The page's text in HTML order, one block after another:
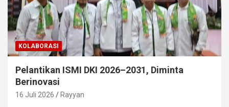
KOLABORASI
Pelantikan ISMI DKI 2026–2031, Diminta
Berinovasi
16 Juli 2026 Rayyan